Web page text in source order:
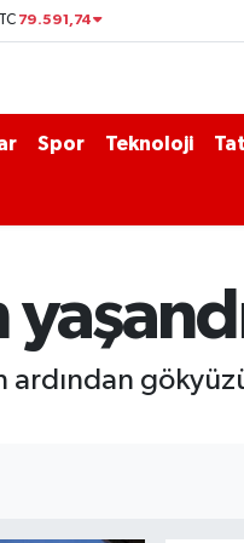
79.591,74
Spor Teknoloji
ardından